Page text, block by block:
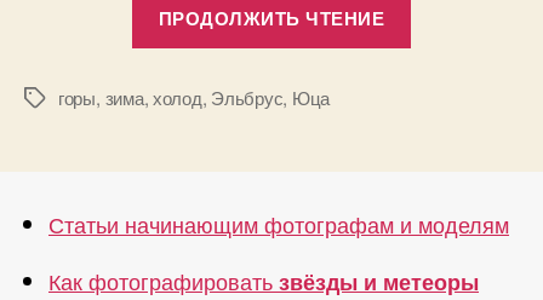
ПРОДОЛЖИТЬ ЧТЕНИЕ
Меткигоры, зима,холод, Эльбрус, Юца
Статьи начинающим фотографам и моделям
Как фотографироватьзвёзды и метеоры